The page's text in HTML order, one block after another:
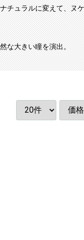
チュラルに変えて、ヌ
な大きい瞳を演出。